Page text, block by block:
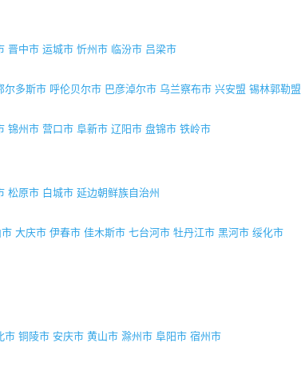
晋中市 运城市 忻州市 临汾市 吕梁市
尔多斯市 呼伦贝尔市 巴彦淖尔市 乌兰察布市 兴安盟 锡林郭勒盟
锦州市 营口市 阜新市 辽阳市 盘锦市 铁岭市
松原市 白城市 延边朝鲜族自治州
大庆市 伊春市 佳木斯市 七台河市 牡丹江市 黑河市 绥化市
市 铜陵市 安庆市 黄山市 滁州市 阜阳市 宿州市